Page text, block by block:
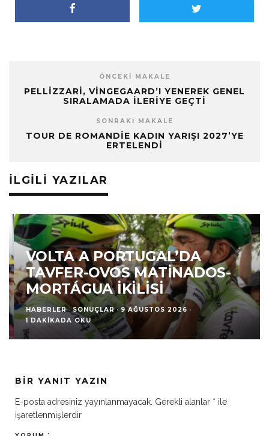
ÖNCEKI MAKALE
PELLIZZARI, VINGEGAARD’I YENEREK GENEL
SIRALAMADA İLERIYE GEÇTI
SONRAKI MAKALE
TOUR DE ROMANDIE KADIN YARIŞI 2027’YE
ERTELENDI
İLGILI YAZILAR
VOLTA A PORTUGAL’DA
TAVFER-OVOS MATINADOS-
MORTÁGUA İKILISI
HABERLER SONUÇLAR · 9 AĞUSTOS 2026 ·
1 DAKIKADA OKU
BIR YANIT YAZIN
E-posta adresiniz yayınlanmayacak. Gerekli alanlar * ile
işaretlenmişlerdir